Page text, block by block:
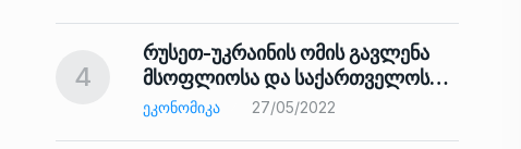
4
რუსეთ-უკრაინის ომის გავლენა
მსოფლიოსა და საქართველოს…
ᲔᲙᲝᲜᲝᲛᲘᲙᲐ 27/05/2022